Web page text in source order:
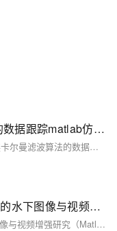
基于IEKF迭代扩展卡尔曼滤波算法的数据跟踪matlab仿真,对比EKF和UKF
本项目基于MATLAB2022A实现IEKF迭代扩展卡尔曼滤波算法的数据跟踪仿真，对比EKF和UKF的性能。通过仿真输出误差收敛曲线和误差协方差收敛曲线，展示三种滤波器的精度差异。核心程序包括数据处理、误差计算及可视化展示。IEKF通过多次迭代线性化过程，增强非线性处理能力；UKF避免线性化，使用sigma点直接处理非线性问题；EKF则通过一次线性化简化处理。
【水下图像增强融合算法】基于融合的水下图像与视频增强研究（Matlab代码实现）
【水下图像增强融合算法】基于融合的水下图像与视频增强研究（Matlab代码实现）